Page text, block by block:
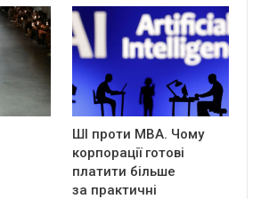
ШІ проти MBA. Чому
корпорації готові
платити більше
за практичні